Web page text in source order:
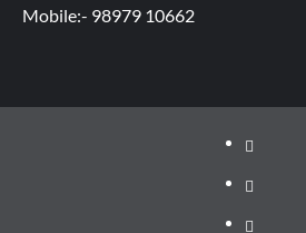
Mobile:- 98979 10662
About
WEB
SERIES
Dehradun